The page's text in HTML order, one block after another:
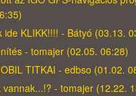
ide KLIKK!!!! - Bátyó (03.13.
- tomajer (02.05. 06:28)
TITKAI - edbso (01.02.
vannak...!? - tomajer (12.22.